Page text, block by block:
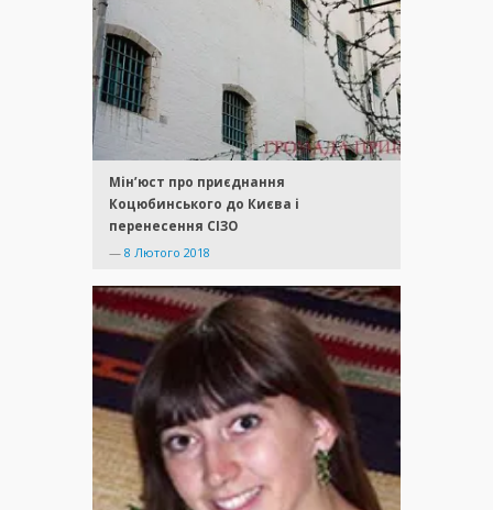
Мін’юст про приєднання
Коцюбинського до Києва і
перенесення СІЗО
— 8 Лютого 2018